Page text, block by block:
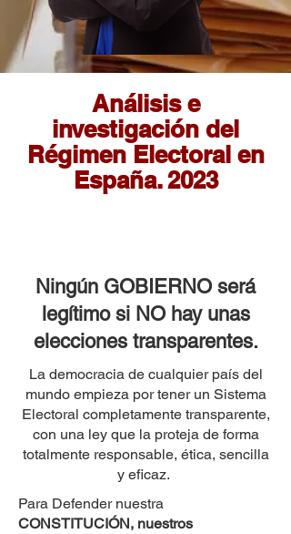
Análisise
investigación del
Régimen Electoral en
España. 2023
Ningún GOBIERNO será
legítimo si NO hay unas
elecciones transparentes.
La democracia de cualquier país del
mundo empieza por tener un Sistema
Electoral completamente transparente,
con una ley que la proteja de forma
totalmente responsable, ética, sencilla
y eficaz.
Para Defender nuestra
CONSTITUCIÓN, nuestros